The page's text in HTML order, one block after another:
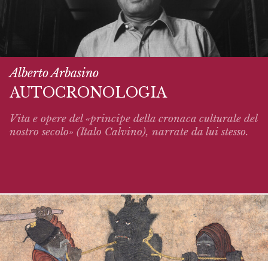
Alberto Arbasino
AUTOCRONOLOGIA
Vita e opere del «principe della cronaca culturale del
nostro secolo» (Italo Calvino), narrate da lui stesso.